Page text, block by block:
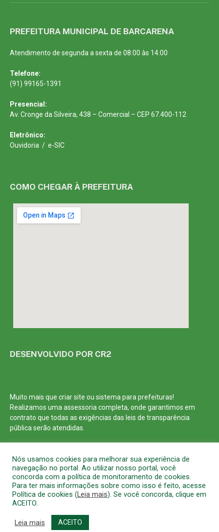
PREFEITURA MUNICIPAL DE BARCARENA
Atendimento de segunda a sexta de 08:00 às 14:00
Telefone:
(91) 99165-1391
Presencial:
Av. Cronge da Silveira, 438 – Comercial – CEP 67.400-112
Eletrônico:
Ouvidoria / e-SIC
COMO CHEGAR À PREFEITURA
DESENVOLVIDO POR CR2
Muito mais que criar site ou sistema para prefeituras!
Realizamos uma assessoria completa, onde garantimos em
contrato que todas as exigências das leis de transparência
pública serão atendidas.
Todos os direitos reservados a Prefeitura Municipal de Barcarena
Acessar Área Administrativa
Nós usamos cookies para melhorar sua experiência de
navegação no portal. Ao utilizar nosso portal, você
concorda com a política de monitoramento de cookies.
Para ter mais informações sobre como isso é feito, acesse
Política de cookies (Leia mais). Se você concorda, clique em
ACEITO.
Leia mais ACEITO